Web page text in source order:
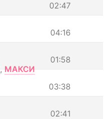
02:47
04:16
01:58
, МАКСИ
03:38
02:41